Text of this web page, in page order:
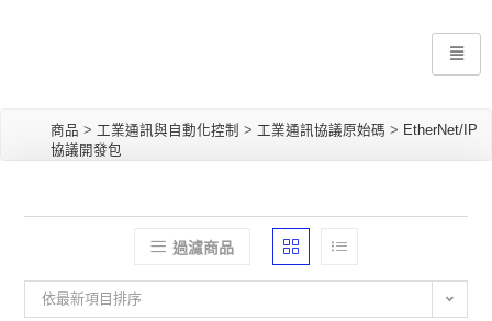
商品 > 工業通訊與自動化控制 > 工業通訊協議原始碼 > EtherNet/IP
協議開發包
過濾商品
依最新項目排序